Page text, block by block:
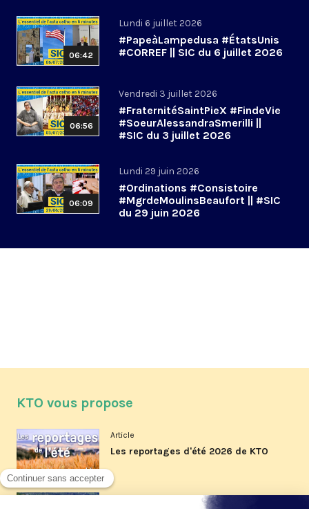
06:42
Lundi 6 juillet 2026
#PapeàLampedusa #ÉtatsUnis
#CORREF || SIC du 6 juillet 2026
06:56
Vendredi 3 juillet 2026
#FraternitéSaintPieX #FindeVie
#SoeurAlessandraSmerilli ||
#SIC du 3 juillet 2026
06:09
Lundi 29 juin 2026
#Ordinations #Consistoire
#MgrdeMoulinsBeaufort || #SIC
du 29 juin 2026
KTO vous propose
Article
Les reportages d'été 2026 de KTO